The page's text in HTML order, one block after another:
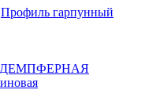
Профиль гарпунный